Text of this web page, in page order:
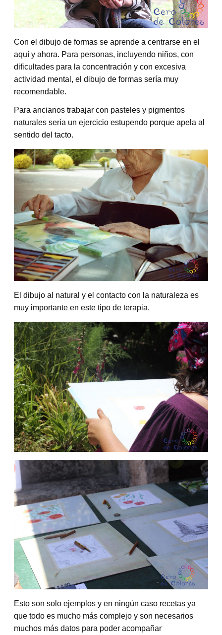
Con el dibujo de formas se aprende a centrarse en el
aquí y ahora. Para personas, incluyendo niños, con
dificultades para la concentración y con excesiva
actividad mental, el dibujo de formas sería muy
recomendable.
Para ancianos trabajar con pasteles y pigmentos
naturales sería un ejercicio estupendo porque apela al
sentido del tacto.
El dibujo al natural y el contacto con la naturaleza es
muy importante en este tipo de terapia.
Esto son solo ejemplos y en ningún caso recetas ya
que todo es mucho más complejo y son necesarios
muchos más datos para poder acompañar